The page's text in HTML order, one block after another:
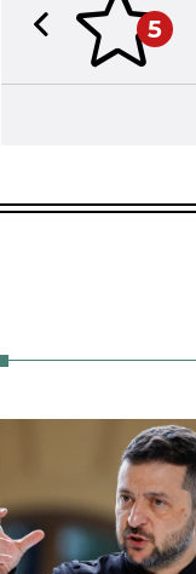
5
Previous slide